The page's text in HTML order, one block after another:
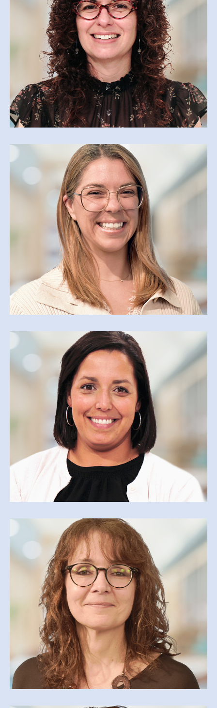
AGENTE DE SOUTIEN ADMINISTRATIF
sylvie.rivet@cegepmv.ca
AGATHE RICHARD
Agathe.richard@cegepmv.ca
CATHERINE DAGENAIS
Catherine.dagenais@cegepmv.ca
ÉMILY BOULIANNE
emily-suzanne.boulianne@cegepmv.ca